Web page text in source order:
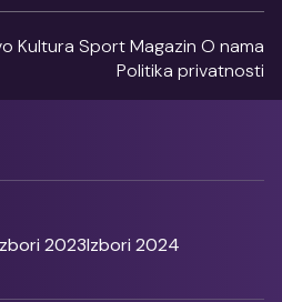
Kultura SportMagazin O nama
Politika privatnosti
2023Izbori 2024